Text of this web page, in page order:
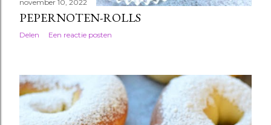
november 10, 2022
PEPERNOTEN-ROLLS
Delen Een reactie posten